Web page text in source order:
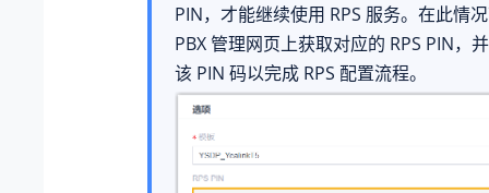
PIN，才能继续使用 RPS 服务。在此情
PBX 管理网页上获取对应的 RPS PIN，
该 PIN 码以完成 RPS 配置流程。